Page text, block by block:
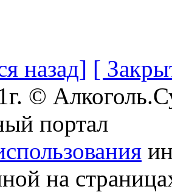
назад] [
©
портал
на